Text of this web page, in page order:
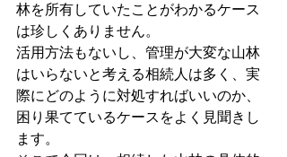
林を所有していたことがわかるケース
は珍しくありません。
活用方法もないし、管理が大変な山林
はいらないと考える相続人は多く、実
際にどのように対処すればいいのか、
困り果てているケースをよく見聞きし
ます。